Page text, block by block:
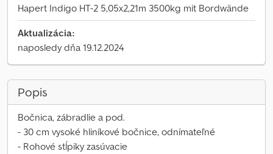
Hapert Indigo HT-2 5,05x2,21m 3500kg mit Bordwände
Aktualizácia:
naposledy dňa 19.12.2024
Popis
Bočnica, zábradlie a pod.
- 30 cm vysoké hliníkové bočnice, odnímateľné
- Rohové stĺpiky zasúvacie